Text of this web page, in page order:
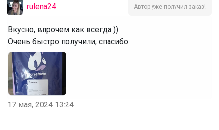
rulena24 Автор уже получил заказ!
Вкусно, впрочем как всегда ))
Очень быстро получили, спасибо.
17 мая, 2024 13:24